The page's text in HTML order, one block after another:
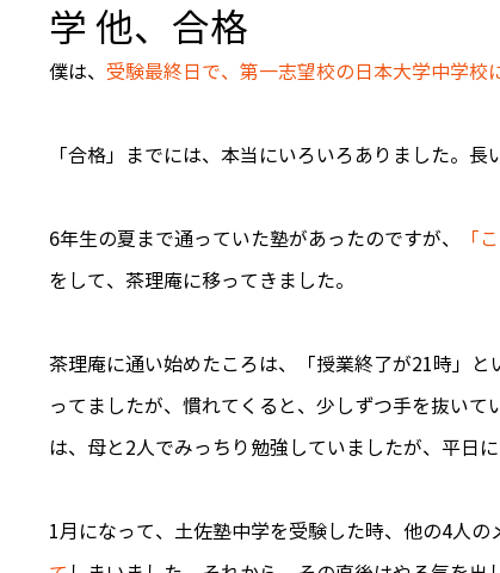
学 他、合格
僕は、 受験最終日で、第一志望校の日本大学中学校
「合格」までには、本当にいろいろありました。長
6年生の夏まで通っていた塾があったのですが、 「
をして、茶理庵に移ってきました。
茶理庵に通い始めたころは、「授業終了が21時」
ってましたが、慣れてくると、少しずつ手を抜い
は、母と2人でみっちり勉強していましたが、平日
1月になって、土佐塾中学を受験した時、他の4人の